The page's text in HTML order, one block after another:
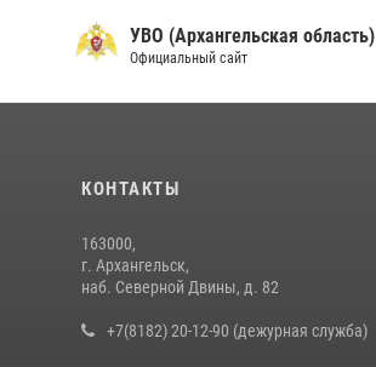
УВО (Архангельская область)
Официальный сайт
КОНТАКТЫ
163000,
г. Архангельск,
наб. Северной Двины, д. 82
+7(8182) 20-12-90 (дежурная служба)